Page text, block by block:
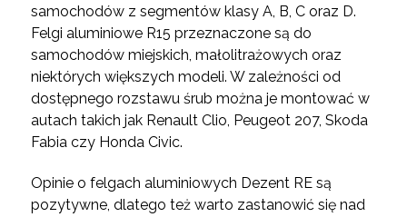
samochodów z segmentów klasy A, B, C oraz D.
Felgi aluminiowe R15 przeznaczone są do
samochodów miejskich, małolitrażowych oraz
niektórych większych modeli. W zależności od
dostępnego rozstawu śrub można je montować w
autach takich jak Renault Clio, Peugeot 207, Skoda
Fabia czy Honda Civic.
Opinie o felgach aluminiowych Dezent RE są
pozytywne, dlatego też warto zastanowić się nad